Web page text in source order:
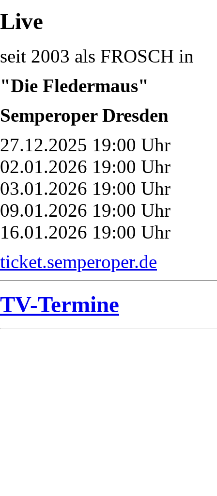
Live
seit 2003 als FROSCH in
"Die Fledermaus"
Semperoper Dresden
27.12.2025 19:00 Uhr
02.01.2026 19:00 Uhr
03.01.2026 19:00 Uhr
09.01.2026 19:00 Uhr
16.01.2026 19:00 Uhr
ticket.semperoper.de
TV-Termine